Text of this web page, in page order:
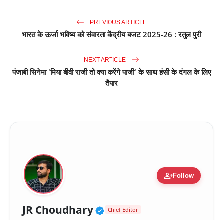
PREVIOUS ARTICLE
भारत के ऊर्जा भविष्य को संवारता केंद्रीय बजट 2025-26 : रतुल पुरी
NEXT ARTICLE
पंजाबी सिनेमा 'मिया बीवी राजी तो क्या करेंगे पाजी' के साथ हंसी के दंगल के लिए
तैयार
person_addFollow
JR Choudhary Verified Public Figure
Chief Editor